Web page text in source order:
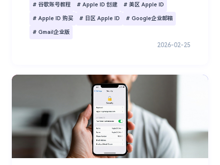
# 谷歌账号教程 # Apple ID 创建 # 美区 Apple ID
# Apple ID 购买 # 日区 Apple ID # Google企业邮箱
# Gmail企业版
2026-02-25